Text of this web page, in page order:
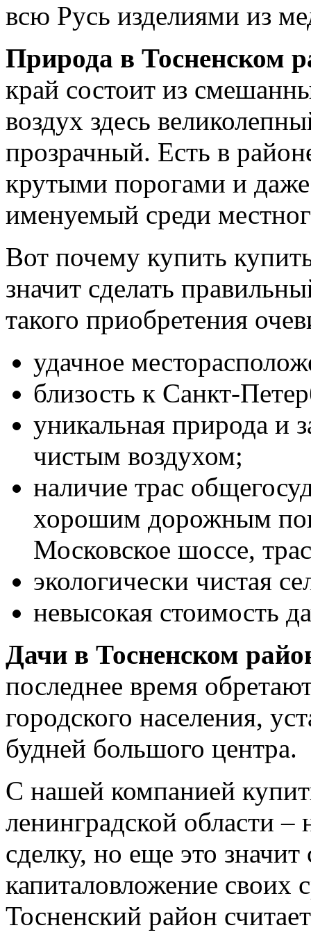
всю Русь изделиями из
Природа в Тосненском
край состоит из
воздух здесь
прозрачный. Есть в
крутыми порогами и
именуемый среди
Вот почему купить
значит сделать
такого приобретения
удачное
близость к Санкт-
уникальная природа и
чистым воздухом;
наличие трас
хорошим дорожным
Московское шоссе,
экологически чистая
невысокая стоимость
Дачи в Тосненском
последнее время
городского населения,
будней большого центра.
С нашей компанией
ленинградской области
сделку, но еще это значит
капиталовложение своих
Тосненский район